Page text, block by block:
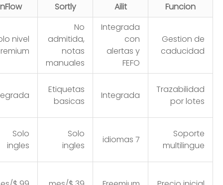
Funcion
Ailit
Sortly
Gestion de
caducidad
Integrada
con
alertas y
FEFO
No
admitida,
notas
manuales
nivel
Trazabilidad
por lotes
Integrada
Etiquetas
basicas
Soporte
multilingue
7 idiomas
Solo
ingles
Solo
ingles